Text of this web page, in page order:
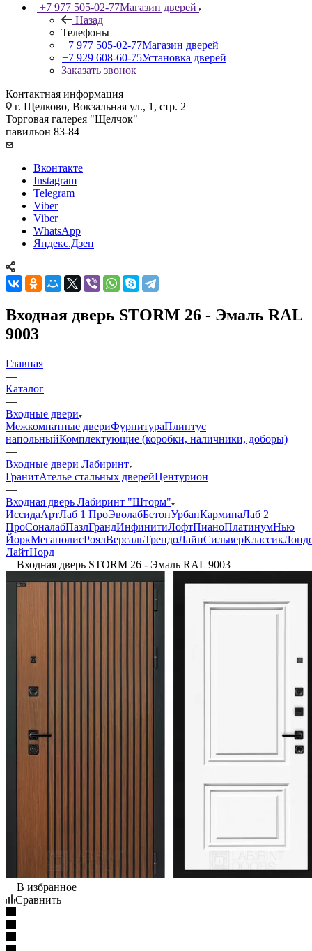
+7 977 505-02-77Магазин дверей
Назад
Телефоны
+7 977 505-02-77Магазин дверей
+7 929 608-60-75Установка дверей
Заказать звонок
Контактная информация
г. Щелково, Вокзальная ул., 1, стр. 2
Торговая галерея "Щелчок"
павильон 83-84
Вконтакте
Instagram
Telegram
Viber
Viber
WhatsApp
Яндекс.Дзен
Входная дверь STORM 26 - Эмаль RAL
9003
Главная
—
Каталог
—
Входные двери
Межкомнатные двериФурнитураПлинтус
напольныйКомплектующие (коробки, наличники, доборы)
—
Входные двери Лабиринт
ГранитАтелье стальных дверейЦентурион
—
Входная дверь Лабиринт "Шторм"
ИссидаАртЛаб 1 ПроЭволабБетонУрбанКарминаЛаб 2
ПроСоналабПазлГрандИнфинитиЛофтПианоПлатинумНью
ЙоркМегаполисРоялВерсальТрендоЛайнСильверКлассик
ЛайтНорд
—Входная дверь STORM 26 - Эмаль RAL 9003
В избранное
Сравнить